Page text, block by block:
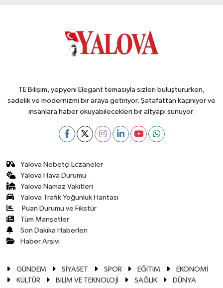
TE Bilişim, yepyeni Elegant temasıyla sizleri buluştururken,
sadelik ve modernizmi bir araya getiriyor. Şatafattan kaçınıyor ve
insanlara haber okuyabilecekleri bir altyapı sunuyor.
Yalova Nöbetçi Eczaneler
Yalova Hava Durumu
Yalova Namaz Vakitleri
Yalova Trafik Yoğunluk Haritası
Puan Durumu ve Fikstür
Tüm Manşetler
Son Dakika Haberleri
Haber Arşivi
GÜNDEM SİYASET SPOR EĞİTİM
EKONOMİ
KÜLTÜR
BİLİM VE TEKNOLOJİ SAĞLIK
DÜNYA